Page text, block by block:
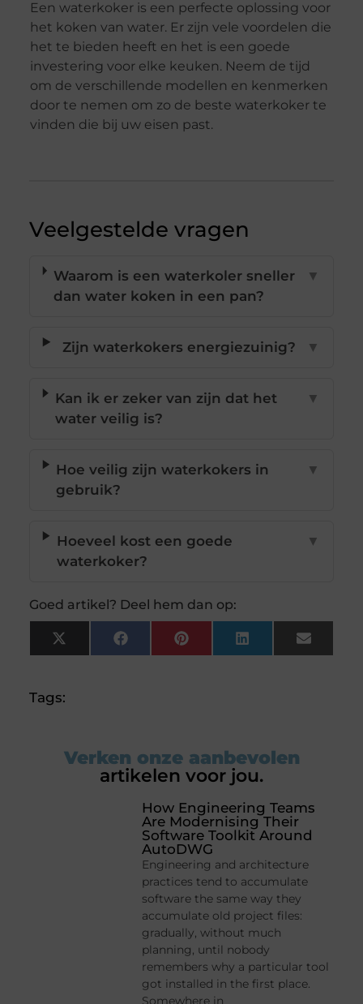
Een waterkoker is een perfecte oplossing voor
het koken van water. Er zijn vele voordelen die
het te bieden heeft en het is een goede
investering voor elke keuken. Neem de tijd
om de verschillende modellen en kenmerken
door te nemen om zo de beste waterkoker te
vinden die bij uw eisen past.
Veelgestelde vragen
Waarom is een waterkoler sneller
dan water koken in een pan?
▼
Zijn waterkokers energiezuinig? ▼
Kan ik er zeker van zijn dat het
water veilig is?
▼
Hoe veilig zijn waterkokers in
gebruik?
▼
Hoeveel kost een goede
waterkoker?
▼
Goed artikel? Deel hem dan op:
X
(Twitter)
FacebookPinterestLinkedInEmail
Tags:
Verken onze aanbevolen
artikelen voor jou.
How Engineering Teams
Are Modernising Their
Software Toolkit Around
AutoDWG
Engineering and architecture
practices tend to accumulate
software the same way they
accumulate old project files:
gradually, without much
planning, until nobody
remembers why a particular tool
got installed in the first place.
Somewhere in